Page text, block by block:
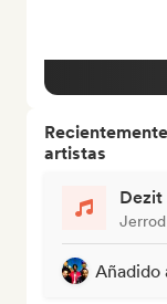
artistas
Añadido